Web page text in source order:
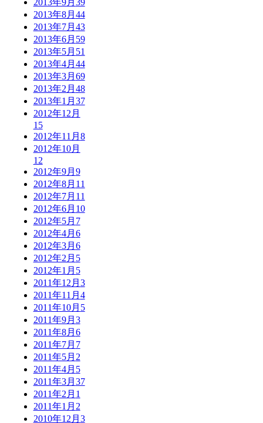
2013年9月 39
2013年8月 44
2013年7月 43
2013年6月 59
2013年5月 51
2013年4月 44
2013年3月 69
2013年2月 48
2013年1月 37
2012年12月
15
2012年11月 8
2012年10月
12
2012年9月 9
2012年8月 11
2012年7月 11
2012年6月 10
2012年5月 7
2012年4月 6
2012年3月 6
2012年2月 5
2012年1月 5
2011年12月 3
2011年11月 4
2011年10月 5
2011年9月 3
2011年8月 6
2011年7月 7
2011年5月 2
2011年4月 5
2011年3月 37
2011年2月 1
2011年1月 2
2010年12月 3